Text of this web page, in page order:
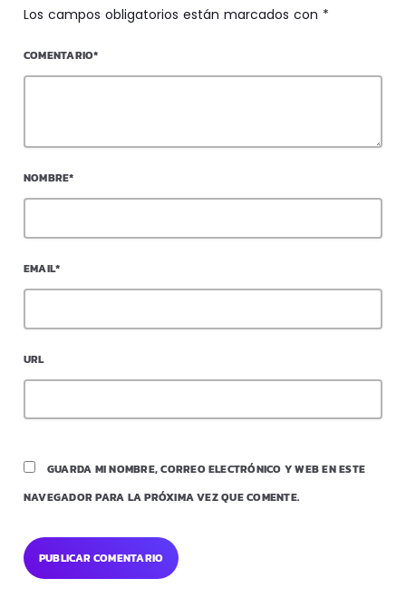
Los campos obligatorios están marcados con *
COMENTARIO*
NOMBRE*
EMAIL*
URL
GUARDA MI NOMBRE, CORREO ELECTRÓNICO Y WEB EN ESTE
NAVEGADOR PARA LA PRÓXIMA VEZ QUE COMENTE.